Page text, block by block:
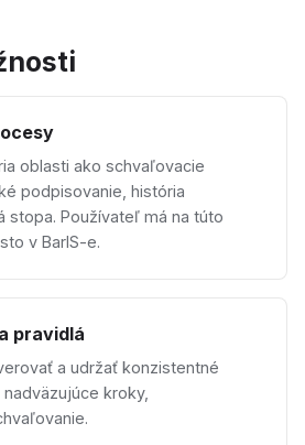
oblasti ako schvaľovacie
podpisovanie, história
stopa. Používateľ má na túto
v BarIS-e.
pravidlá
a udržať konzistentné
kroky,